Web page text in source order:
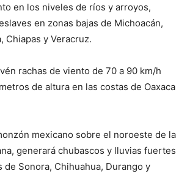
en los niveles de ríos y arroyos,
en zonas bajas de Michoacán,
Chiapas y Veracruz.
rachas de viento de 70 a 90 km/h
de altura en las costas de Oaxaca
mexicano sobre el noroeste de la
generará chubascos y lluvias fuertes
de Sonora, Chihuahua, Durango y